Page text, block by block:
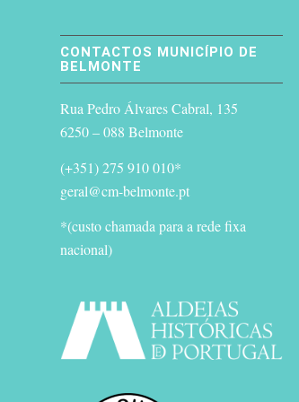
CONTACTOS MUNICÍPIO DE
BELMONTE
Rua Pedro Álvares Cabral, 135
6250 – 088 Belmonte
(+351) 275 910 010*
geral@cm-belmonte.pt
*(custo chamada para a rede fixa
nacional)